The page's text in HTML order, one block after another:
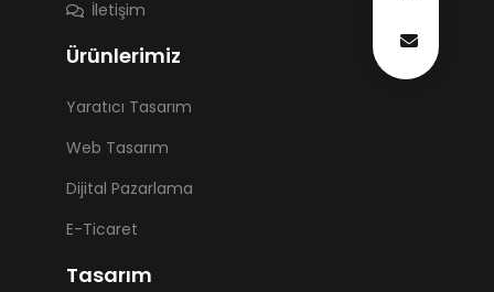
İletişim
Ürünlerimiz
Yaratıcı Tasarım
Web Tasarım
Dijital Pazarlama
E-Ticaret
Tasarım